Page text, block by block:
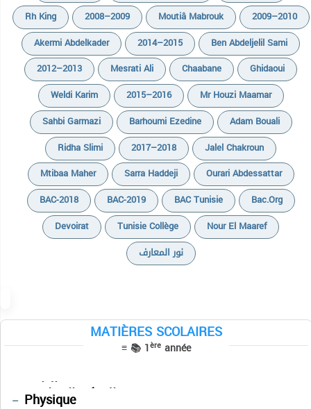
Rh King
2008–2009 Moutiâ Mabrouk
2009–2010
Akermi Abdelkader
2014–2015
Ben Abdeljelil Sami
2012–2013
Mesrati Ali Chaabane
Ghidaoui
Weldi Karim
2015–2016
Mr Houzi Maamar
Sahbi Garmazi
Barhoumi Ezedine
Adam Bouali
Ridha Slimi
2017–2018
Jalel Chakroun
Mtibaa Maher
Sarra Haddeji
Ourari Abdessattar
BAC-2018
BAC-2019 BAC Tunisie
Bac.org
Devoirat
Tunisie Collège
Nour El Maaref
نور المعارف
MATIÈRES SCOLAIRES
≡ 📚 1ère année
Français
Devoirs
التاريخ
Devoirs
التفكير الإسلامي
Cours
Devoirs
Physique